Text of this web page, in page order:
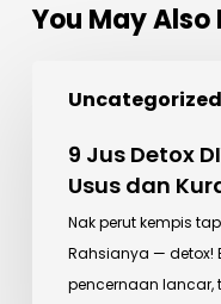
You May Also
Uncategorized
untuk
Lawaskan
Usus
9 Jus Detox
Usus dan
Nak perut kempis
Rahsianya — detox!
pencernaan lancar,